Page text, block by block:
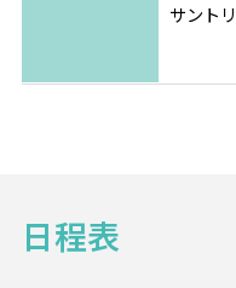
サント
ーゲ海
《ア
場まで
アク
日程表